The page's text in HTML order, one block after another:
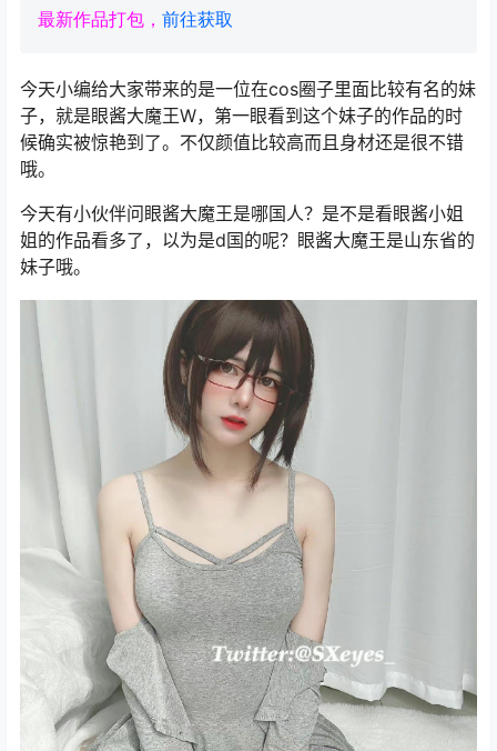
最新作品打包， 前往获取
今天小编给大家带来的是一位在cos圈子里面比较有名的妹
子，就是眼酱大魔王W，第一眼看到这个妹子的作品的时
候确实被惊艳到了。不仅颜值比较高而且身材还是很不错
哦。
今天有小伙伴问眼酱大魔王是哪国人？是不是看眼酱小姐
姐的作品看多了，以为是d国的呢？眼酱大魔王是山东省的
妹子哦。